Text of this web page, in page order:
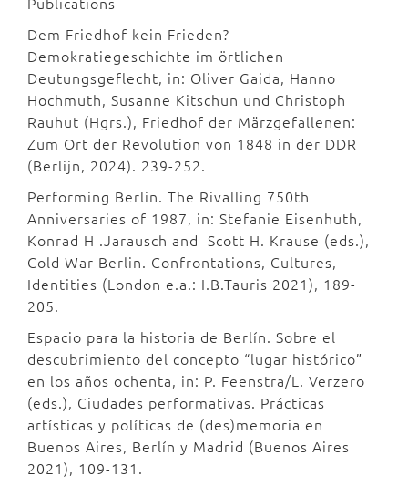
Dem Friedhof kein Frieden?
Demokratiegeschichte im örtlichen
Deutungsgeflecht, in: Oliver Gaida, Hanno
Hochmuth, Susanne Kitschun und Christoph
Rauhut (Hgrs.), Friedhof der Märzgefallenen:
Zum Ort der Revolution von 1848 in der DDR
(Berlijn, 2024). 239-252.
Performing Berlin. The Rivalling 750th
Anniversaries of 1987, in: Stefanie Eisenhuth,
Konrad H .Jarausch and Scott H. Krause (eds.),
Cold War Berlin. Confrontations, Cultures,
Identities (London e.a.: I.B.Tauris 2021), 189-
205.
Espacio para la historia de Berlín. Sobre el
descubrimiento del concepto “lugar histórico”
en los años ochenta, in: P. Feenstra/L. Verzero
(eds.), Ciudades performativas. Prácticas
artísticas y políticas de (des)memoria en
Buenos Aires, Berlín y Madrid (Buenos Aires
2021), 109-131.